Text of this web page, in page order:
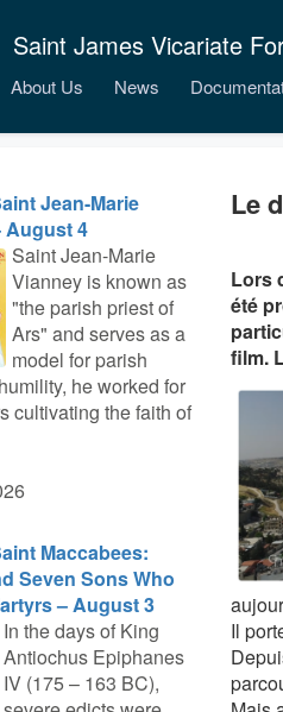
Saint James Vicariate
About Us News
Jean-Marie
August 4
Saint Jean-Marie
Vianney is known as
"the parish priest of
Ars" and serves as a
model for parish
he worked for
cultivating the faith of
Maccabees:
Seven Sons Who
– August 3
In the days of King
Antiochus Epiphanes
IV (175 – 163 BC),
Le
Lors
été
film.
Il